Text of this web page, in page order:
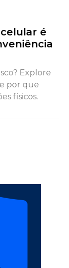
é
Explore
por que
físicos.